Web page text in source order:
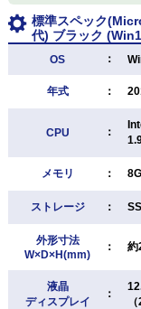
標準スペック
代) ブラック
OS ：
年式 ：
CPU ：
メモリ ：
ストレージ ：
外形寸法
W×D×H(mm)
： 約
液晶
ディスプレイ
：